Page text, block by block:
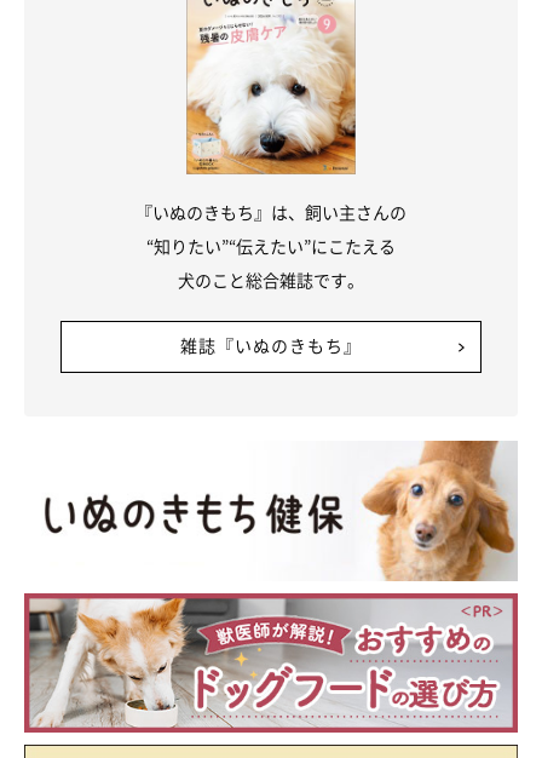
れる日々を過ごしている飼い主さん家族。最後に、シャルルくん
「シャルルは自然が大好きなので、家ではできない経験をたくさ
んさせてあげたいです。いろいろな場所に連れて行ってあげて、
一緒にさまざまな経験をしたいです。一緒に時間を過ごすなか
で、シャルルも楽しんでくれたら嬉しいです！」
『いぬのきもち』は、飼い主さんの
“知りたい”“伝えたい”にこたえる
犬のこと総合雑誌です。
雑誌『いぬのきもち』